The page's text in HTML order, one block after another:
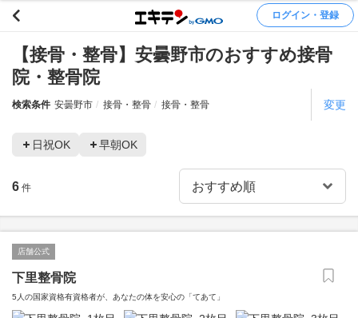
ログイン・登録
【接骨・整骨】安曇野市のおすすめ接骨
院・整骨院
検索条件 安曇野市 接骨・整骨 接骨・整骨 変更
日祝OK 早朝OK
6 件
店舗公式
下里整骨院
5人の国家資格有資格者が、あなたの体を安心の「てあて」